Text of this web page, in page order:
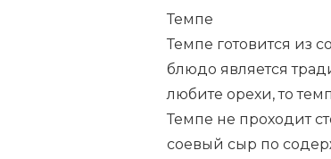
Темпе
Темпе готовится из
блюдо является
любите орехи, то
Темпе не проходит
соевый сыр по